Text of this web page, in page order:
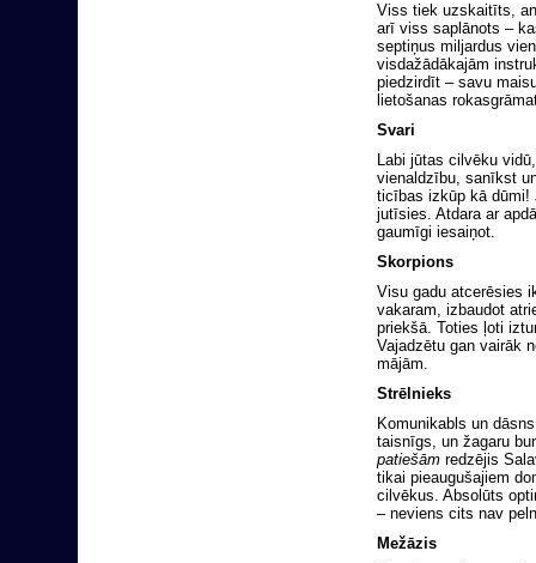
Viss tiek uzskaitīts,
arī viss saplānots –
septiņus miljardus
visdažādākajām
piedzirdīt – savu
lietošanas
Svari
Labi jūtas cilvēku
vienaldzību, sanīkst
ticības izkūp kā dūmi!
jutīsies. Atdara ar
gaumīgi iesaiņot.
Skorpions
Visu gadu atcerēsies
vakaram, izbaudot
priekšā. Toties ļoti
Vajadzētu gan vairāk
mājām.
Strēlnieks
Komunikabls un
taisnīgs, un žagaru
patiešām redzējis
tikai pieaugušajiem
cilvēkus. Absolūts
– neviens cits nav
Mežāzis